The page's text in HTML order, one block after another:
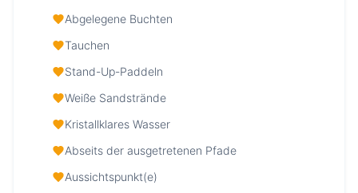
Abgelegene Buchten
Tauchen
Stand-Up-Paddeln
Weiße Sandstrände
Kristallklares Wasser
Abseits der ausgetretenen Pfade
Aussichtspunkt(e)